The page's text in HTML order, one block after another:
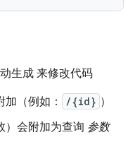
生成 来修改代码
加（例如： /{id} ）
）会附加为查询 参数